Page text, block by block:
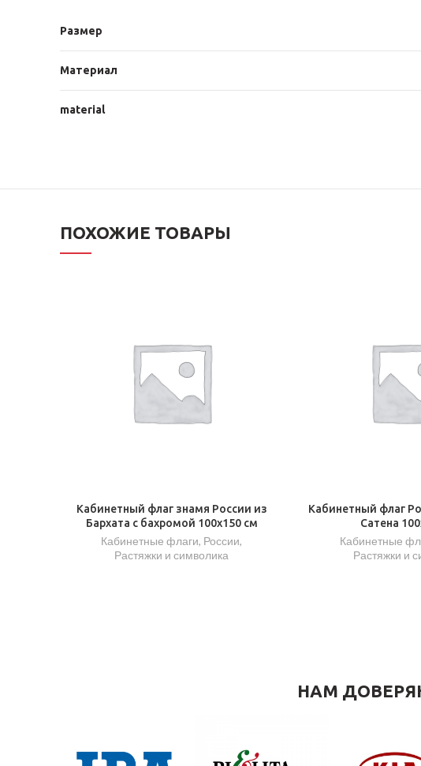
Размер
Материал
material
ПОХОЖИЕ ТОВАРЫ
Кабинетный флаг знамя России из
Бархата с бахромой 100х150 см
Кабинетные флаги, России,
Растяжки и символика
Кабинетный флаг
Сатена
Кабинетные
Растяжки и
НАМ